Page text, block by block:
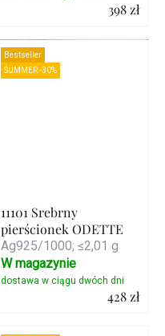
398 zł
Szczegóły
Bestseller
SUMMER -30%
11101 Srebrny
pierścionek ODETTE
Ag925/1000; ≤2,01 g
428 zł
W magazynie